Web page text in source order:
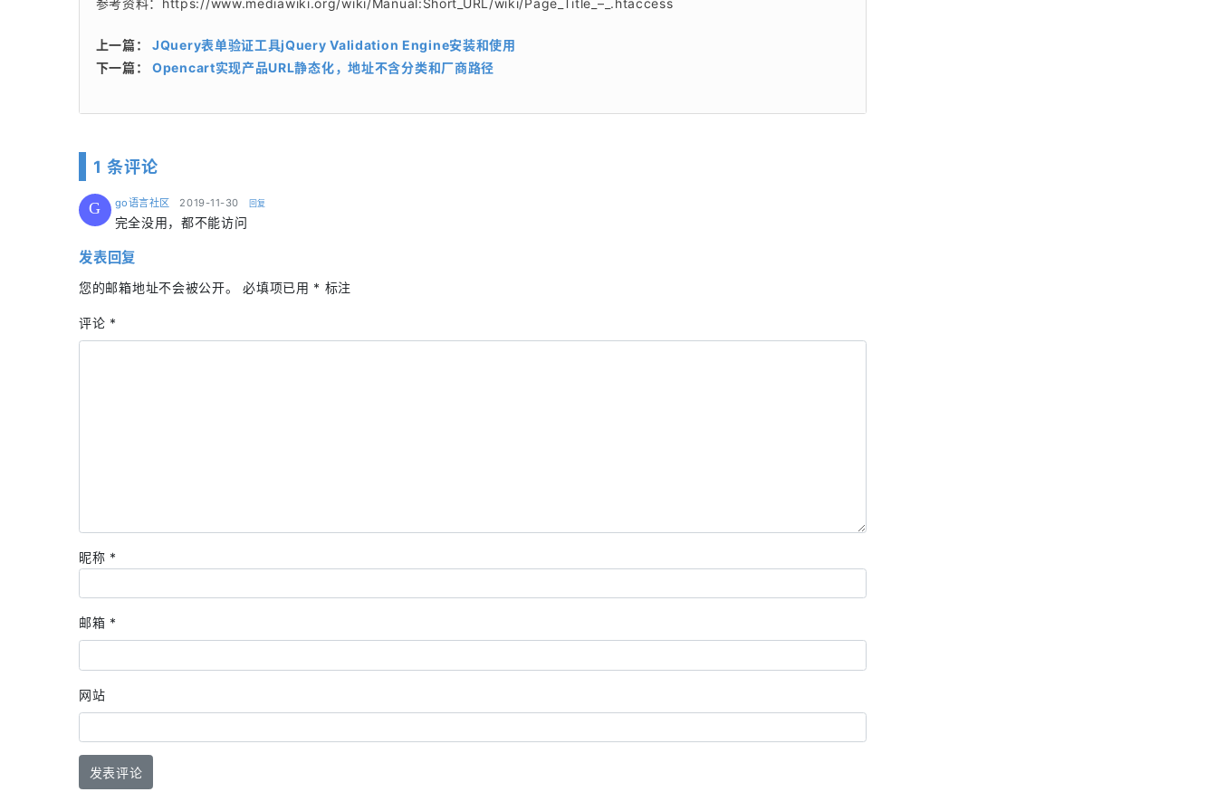
参考资料：https://www.mediawiki.org/wiki/Manual:Short_URL/wiki/Page_Title_–_.htaccess
上一篇： JQuery表单验证工具jQuery Validation Engine安装和使用
下一篇： Opencart实现产品URL静态化，地址不含分类和厂商路径
1 条评论
G go语言社区 says:
2019-11-30 回复
完全没用，都不能访问
发表回复
您的邮箱地址不会被公开。 必填项已用 * 标注
评论 *
昵称 *
邮箱 *
网站